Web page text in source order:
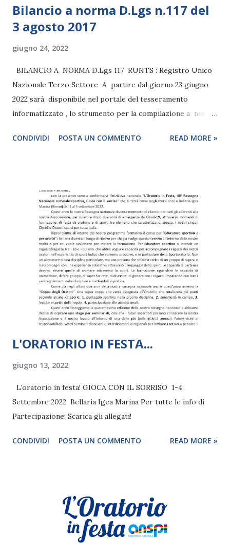
Bilancio a norma D.Lgs n.117 del
3 agosto 2017
giugno 24, 2022
BILANCIO A NORMA D.Lgs 117 RUNTS : Registro Unico
Nazionale Terzo Settore A partire dal giorno 23 giugno
2022 sarà disponibile nel portale del tesseramento
informatizzato , lo strumento per la compilazione a norma
Oratori, circoli, Comitati Zonali e Comitati Regionali. Siete
a quello già approvato entro il 30 aprile, come da Statuto
associativo. Successivamente sarete aggiornati non appena
il Ministero chiarirà le modalità di invio al RUNTS. Si coglie
l’occasione per ricordarvi la necessità di essere titolari di
una Casella P EC intestata all’ Oratorio/Circolo/Comitato
Zonale/ Comitato Regionale e, per chi ancora non avesse
provveduto, comunicarla all’Anspi Nazionale. Scarica gli...
CONDIVIDI POSTA UN COMMENTO READ MORE »
L'ORATORIO IN FESTA...
giugno 13, 2022
L’oratorio in festa! GIOCA CON IL SORRISO 1-4
Settembre 2022 Bellaria Igea Marina Per tutte le info di
Partecipazione: Scarica gli allegati!
CONDIVIDI POSTA UN COMMENTO READ MORE »